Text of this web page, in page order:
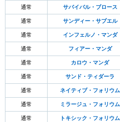
通常 サバイバル・ブロース
通常 サンディー・サブエル
通常 インフェルノ・マンダ
通常 フィアー・マンダ
通常 カロウ・マンダ
通常 サンド・ティダーラ
通常 ネイティブ・フォリウム
通常 ミラージュ・フォリウム
通常 トキシック・フォリウム